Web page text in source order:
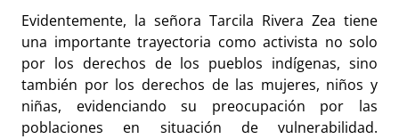
Evidentemente, la señora Tarcila Rivera Zea tiene
una importante trayectoria como activista no solo
por los derechos de los pueblos indígenas, sino
también por los derechos de las mujeres, niños y
niñas, evidenciando su preocupación por las
poblaciones en situación de vulnerabilidad.